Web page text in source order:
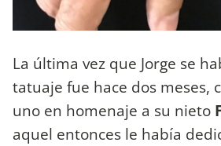
La última vez que Jorge se
tatuaje fue hace dos meses,
uno en homenaje a su nieto
aquel entonces le había